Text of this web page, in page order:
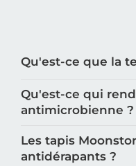
Qu'est-ce que la
Qu'est-ce qui
antimicrobienne ?
Les tapis
antidérapants ?